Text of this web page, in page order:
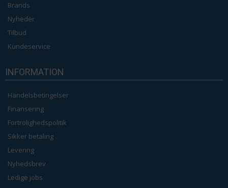
Brands
Nyheder
Tilbud
Kundeservice
INFORMATION
Handelsbetingelser
Finansering
Fortrolighedspolitik
Sikker betaling
Levering
Nyhedsbrev
Ledige jobs